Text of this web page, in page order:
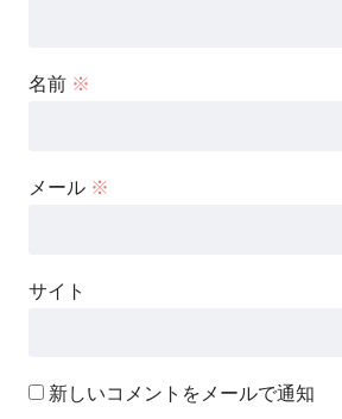
名前 ※
メール ※
サイト
新しいコメントをメールで通知